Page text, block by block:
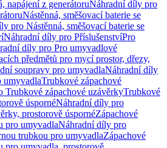
napájení z generátoruNáhradní díly pro
Nástěnná, směšovací baterie se
pro Nástěnná, směšovací baterie se
Náhradní díly pro PříslušenstvíPro
díly pro Pro umyvadlové
předmětů pro mycí prostor, dřezy,
soupravy pro umyvadlaNáhradní díly
umyvadlaTrubkové zápachové
Trubkové zápachové uzávěrkyTrubkové
úspornéNáhradní díly pro
prostorově úspornéZápachové
pro umyvadlaNáhradní díly pro
trubkou pro umyvadlaZápachové